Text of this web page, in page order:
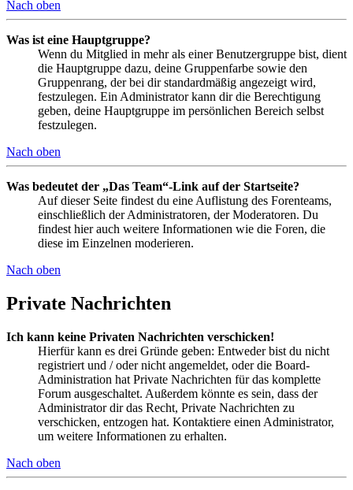
Nach oben
Was ist eine Hauptgruppe?
Wenn du Mitglied in mehr als einer Benutzergruppe bist, dient
die Hauptgruppe dazu, deine Gruppenfarbe sowie den
Gruppenrang, der bei dir standardmäßig angezeigt wird,
festzulegen. Ein Administrator kann dir die Berechtigung
geben, deine Hauptgruppe im persönlichen Bereich selbst
festzulegen.
Nach oben
Was bedeutet der „Das Team“-Link auf der Startseite?
Auf dieser Seite findest du eine Auflistung des Forenteams,
einschließlich der Administratoren, der Moderatoren. Du
findest hier auch weitere Informationen wie die Foren, die
diese im Einzelnen moderieren.
Nach oben
Private Nachrichten
Ich kann keine Privaten Nachrichten verschicken!
Hierfür kann es drei Gründe geben: Entweder bist du nicht
registriert und / oder nicht angemeldet, oder die Board-
Administration hat Private Nachrichten für das komplette
Forum ausgeschaltet. Außerdem könnte es sein, dass der
Administrator dir das Recht, Private Nachrichten zu
verschicken, entzogen hat. Kontaktiere einen Administrator,
um weitere Informationen zu erhalten.
Nach oben